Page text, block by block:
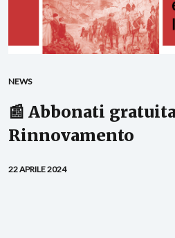
NEWS
📰 Abbonati
Rinnovamento
22 APRILE 2024